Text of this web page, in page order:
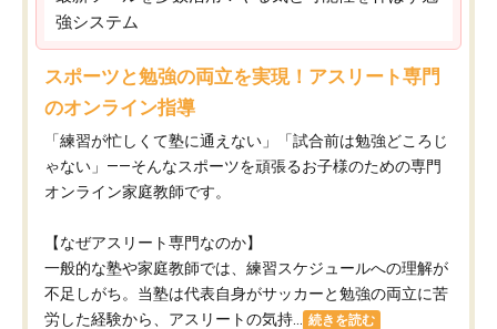
強システム
スポーツと勉強の両立を実現！アスリート専門
のオンライン指導
「練習が忙しくて塾に通えない」「試合前は勉強どころじ
ゃない」——そんなスポーツを頑張るお子様のための専門
オンライン家庭教師です。
【なぜアスリート専門なのか】
一般的な塾や家庭教師では、練習スケジュールへの理解が
不足しがち。当塾は代表自身がサッカーと勉強の両立に苦
労した経験から、アスリートの気持...
続きを読む